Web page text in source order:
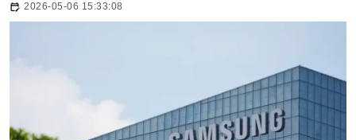
2026-05-06 15:33:08